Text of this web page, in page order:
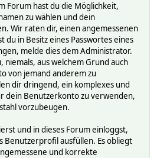
Forum hast du die Möglichkeit,
zu wählen und dein
Wir raten dir, einen angemessenen
du in Besitz eines Passwortes eines
melde dies dem Administrator.
niemals, aus welchem Grund auch
von jemand anderem zu
dir dringend, ein komplexes und
dein Benutzerkonto zu verwenden,
vorzubeugen.
und in dieses Forum einloggst,
Benutzerprofil ausfüllen. Es obliegt
und korrekte